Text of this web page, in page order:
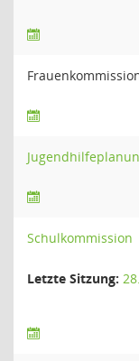
Schulkommission
Letzte Sitzung: